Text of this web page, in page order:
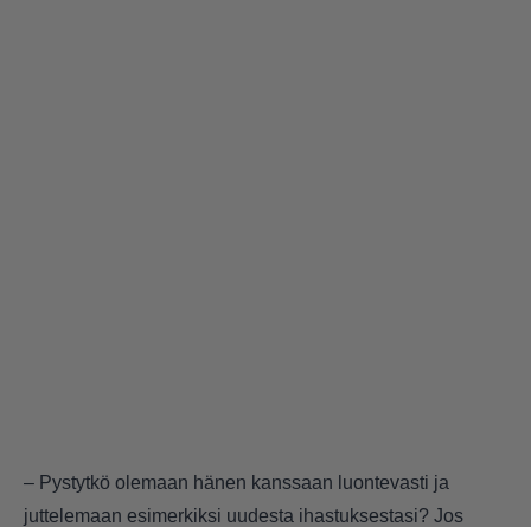
– Pystytkö olemaan hänen kanssaan luontevasti ja
juttelemaan esimerkiksi uudesta ihastuksestasi? Jos